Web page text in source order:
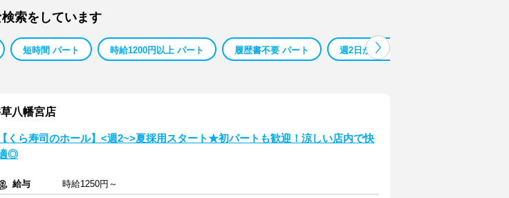
索をしています
短時間 パート 時給1200円以上 パート 履歴書不要 パート 週2日から パート
八幡宮店
【くら寿司のホール】<週2~>夏採用スタート★初パートも歓迎！涼しい店内で快
◎
給与
時給1250円～